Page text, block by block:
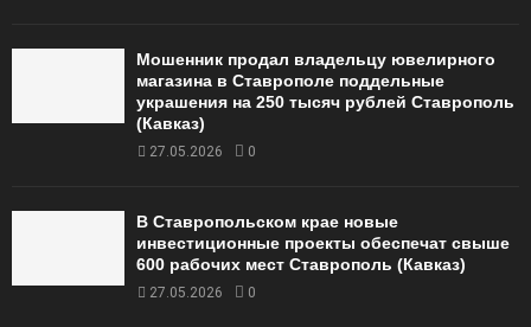
Мошенник продал владельцу ювелирного
магазина в Ставрополе поддельные
украшения на 250 тысяч рублей Ставрополь
(Кавказ)
27.05.2026 0
В Ставропольском крае новые
инвестиционные проекты обеспечат свыше
600 рабочих мест Ставрополь (Кавказ)
27.05.2026 0